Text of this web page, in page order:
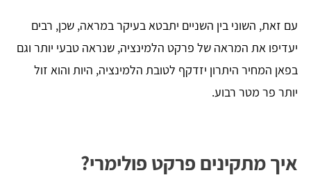
עם זאת, השוני בין השניים יתבטא בעיקר במראה, שכן, רבים
יעדיפו את המראה של פרקט הלמינציה, שנראה טבעי יותר וגם
בפאן המחיר היתרון יזדקף לטובת הלמינציה, היות והוא זול
יותר פר מטר רבוע.
איך מתקינים פרקט פולימרי?